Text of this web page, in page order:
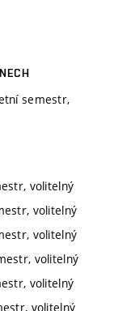
semestr,
volitelný
volitelný
volitelný
volitelný
volitelný
volitelný